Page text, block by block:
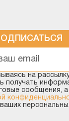
на
получать
сообщения,